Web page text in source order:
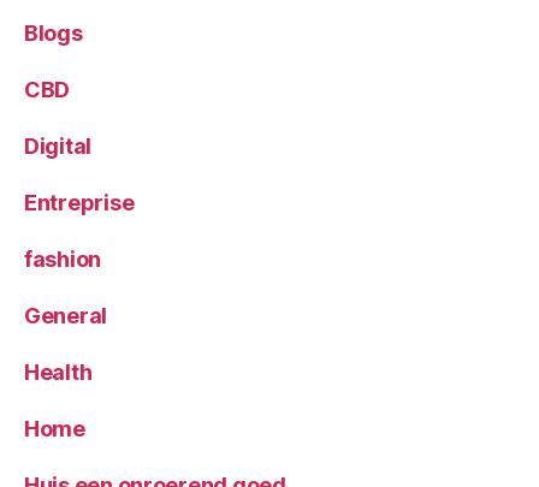
Blogs
CBD
Digital
Entreprise
fashion
General
Health
Home